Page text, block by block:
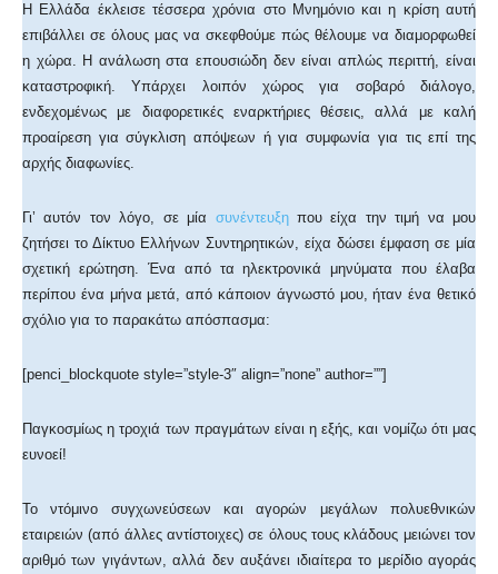
Η Ελλάδα έκλεισε τέσσερα χρόνια στο Μνημόνιο και η κρίση αυτή
επιβάλλει σε όλους μας να σκεφθούμε πώς θέλουμε να διαμορφωθεί
η χώρα. Η ανάλωση στα επουσιώδη δεν είναι απλώς περιττή, είναι
καταστροφική. Υπάρχει λοιπόν χώρος για σοβαρό διάλογο,
ενδεχομένως με διαφορετικές εναρκτήριες θέσεις, αλλά με καλή
προαίρεση για σύγκλιση απόψεων ή για συμφωνία για τις επί της
αρχής διαφωνίες.
Γι’ αυτόν τον λόγο, σε μία συνέντευξηπου είχα την τιμή να μου
ζητήσει το Δίκτυο Ελλήνων Συντηρητικών, είχα δώσει έμφαση σε μία
σχετική ερώτηση. Ένα από τα ηλεκτρονικά μηνύματα που έλαβα
περίπου ένα μήνα μετά, από κάποιον άγνωστό μου, ήταν ένα θετικό
σχόλιο για το παρακάτω απόσπασμα:
[penci_blockquote style=”style-3″ align=”none” author=””]
Παγκοσμίως η τροχιά των πραγμάτων είναι η εξής, και νομίζω ότι μας
ευνοεί!
Το ντόμινο συγχωνεύσεων και αγορών μεγάλων πολυεθνικών
εταιρειών (από άλλες αντίστοιχες) σε όλους τους κλάδους μειώνει τον
αριθμό των γιγάντων, αλλά δεν αυξάνει ιδιαίτερα το μερίδιο αγοράς